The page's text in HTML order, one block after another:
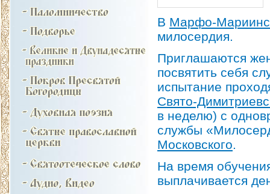
В Марфо-
милосердия.
Приглашаются
посвятить себя
испытание
Свято-
в неделю) с
службы
Московского.
На время
выплачивается